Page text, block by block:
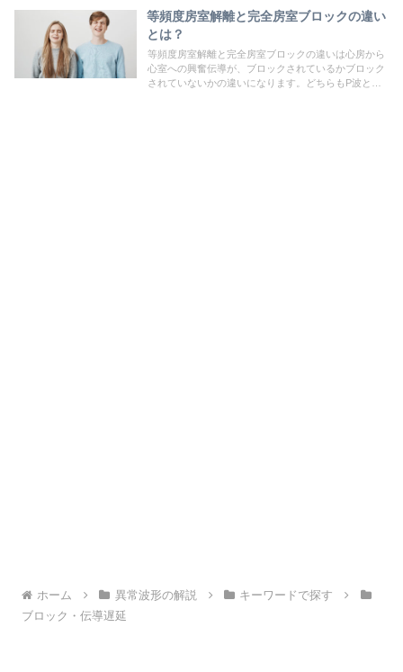
の1つで致死的不整脈や心不全が問題となる進行性の
心筋症です。
等頻度房室解離と完全房室ブロックの違い
とは？
等頻度房室解離と完全房室ブロックの違いは心房から
心室への興奮伝導が、ブロックされているかブロック
されていないかの違いになります。どちらもP波と
ホーム 異常波形の解説
キーワードで探す
ブロック・伝導遅延